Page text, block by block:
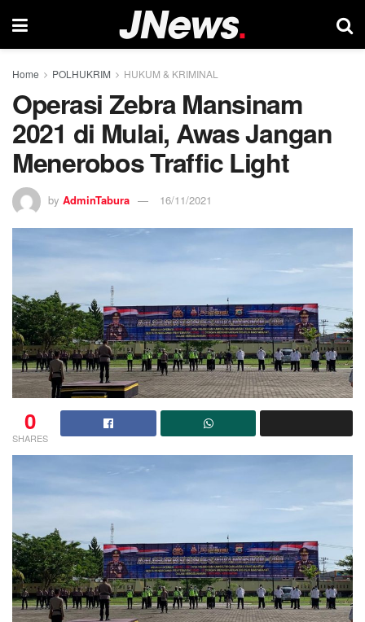
Home POLHUKRIM HUKUM & KRIMINAL
Operasi Zebra Mansinam
2021 di Mulai, Awas Jangan
Menerobos Traffic Light
by AdminTabura 16/11/2021
0
SHARES